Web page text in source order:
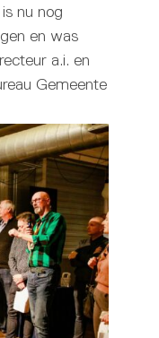
nu nog
en was
a.i. en
Gemeente